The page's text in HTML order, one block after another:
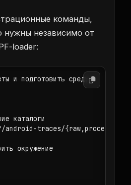
команды,
нужны независимо от
loader:
и подготовить среду
каталоги
android-traces/
окружение